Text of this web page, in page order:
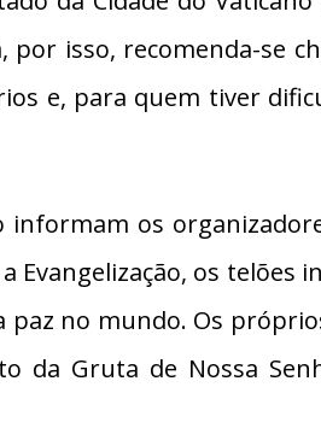
por isso, recomenda-se
e, para quem tiver
informam os
Evangelização, os
paz no mundo. Os
da Gruta de Nossa